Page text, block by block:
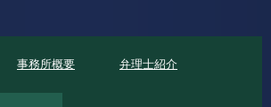
事務所概要 弁理士紹介